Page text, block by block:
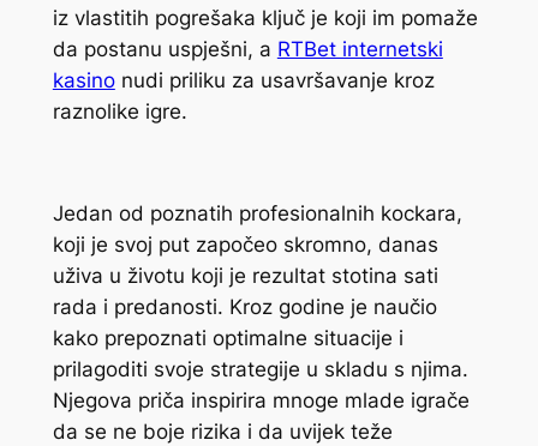
iz vlastitih pogrešaka ključ je koji im pomaže
da postanu uspješni, a RTBet internetski
kasinonudi priliku za usavršavanje kroz
raznolike igre.
Jedan od poznatih profesionalnih kockara,
koji je svoj put započeo skromno, danas
uživa u životu koji je rezultat stotina sati
rada i predanosti. Kroz godine je naučio
kako prepoznati optimalne situacije i
prilagoditi svoje strategije u skladu s njima.
Njegova priča inspirira mnoge mlade igrače
da se ne boje rizika i da uvijek teže